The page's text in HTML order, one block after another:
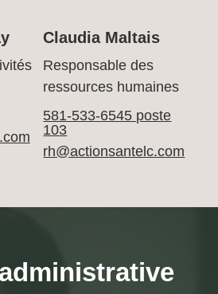
Claudia Maltais
Responsable des
ressources humaines
581-533-6545 poste
103
rh@actionsantelc.com